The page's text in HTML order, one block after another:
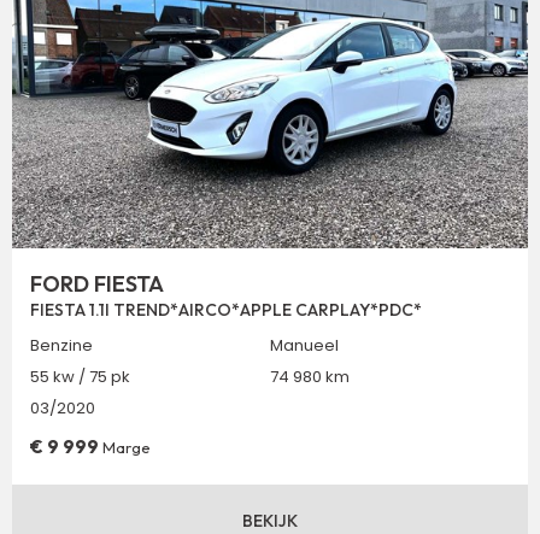
FORD FIESTA
FIESTA 1.1I TREND*AIRCO*APPLE CARPLAY*PDC*
Benzine
Manueel
55 kw / 75 pk
74 980 km
03/2020
€ 9 999 Marge
BEKIJK